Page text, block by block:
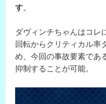
す。
ダヴィンチちゃんはコレ
回転からクリティカル率
め、今回の事故要素であ
抑制することが可能。